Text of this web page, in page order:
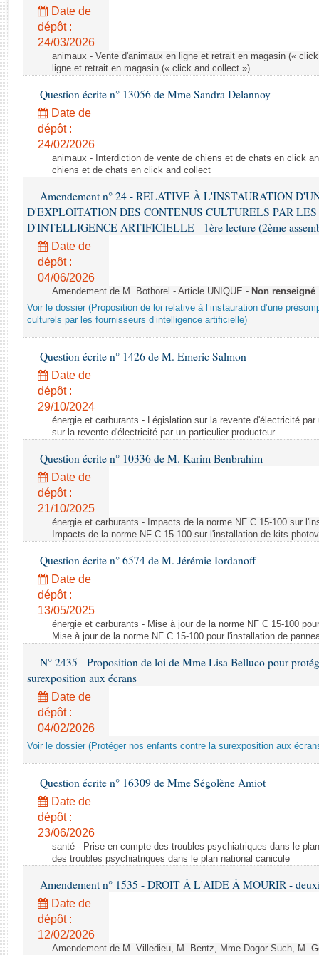
Rapports législatifs
Rapports sur l'application des lois
Baromètre de l’application des lois
Dossiers législatifs
Budget et sécurité sociale
Questions écrites et orales
Comptes rendus des débats
Date de
dépôt :
24/03/2026
animaux - Vente d'animaux en ligne et retrait en magasin («
ligne et retrait en magasin (« click and collect »)
Question écrite n° 13056 de Mme Sandra Delannoy
Date de
dépôt :
24/02/2026
animaux - Interdiction de vente de chiens et de chats en click
chiens et de chats en click and collect
Amendement n° 24 - RELATIVE À L'INSTAURATION
D'EXPLOITATION DES CONTENUS CULTURELS PAR LES
D'INTELLIGENCE ARTIFICIELLE - 1ère lecture (2ème
Date de
dépôt :
04/06/2026
Amendement de M. Bothorel - Article UNIQUE - Non renseigné
Voir le dossier (Proposition de loi relative à l’instauration d’une
culturels par les fournisseurs d’intelligence artificielle)
Question écrite n° 1426 de M. Emeric Salmon
Date de
dépôt :
29/10/2024
énergie et carburants - Législation sur la revente d'électricité
sur la revente d'électricité par un particulier producteur
Question écrite n° 10336 de M. Karim Benbrahim
Date de
dépôt :
21/10/2025
énergie et carburants - Impacts de la norme NF C 15-100 sur
Impacts de la norme NF C 15-100 sur l'installation de kits
Question écrite n° 6574 de M. Jérémie Iordanoff
Date de
dépôt :
13/05/2025
énergie et carburants - Mise à jour de la norme NF C 15-100
Mise à jour de la norme NF C 15-100 pour l'installation de
N° 2435 - Proposition de loi de Mme Lisa Belluco pour
surexposition aux écrans
Date de
dépôt :
04/02/2026
Voir le dossier (Protéger nos enfants contre la surexposition aux
Question écrite n° 16309 de Mme Ségolène Amiot
Date de
dépôt :
23/06/2026
santé - Prise en compte des troubles psychiatriques dans le
des troubles psychiatriques dans le plan national canicule
Amendement n° 1535 - DROIT À L'AIDE À MOURIR -
Date de
dépôt :
12/02/2026
Amendement de M. Villedieu, M. Bentz, Mme Dogor-Such, M.